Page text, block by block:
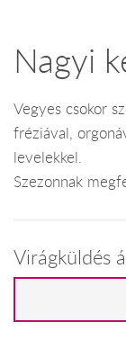
Nagyi
Vegyes csokor
fréziával,
levelekkel.
Szezonnak
Virágküldés